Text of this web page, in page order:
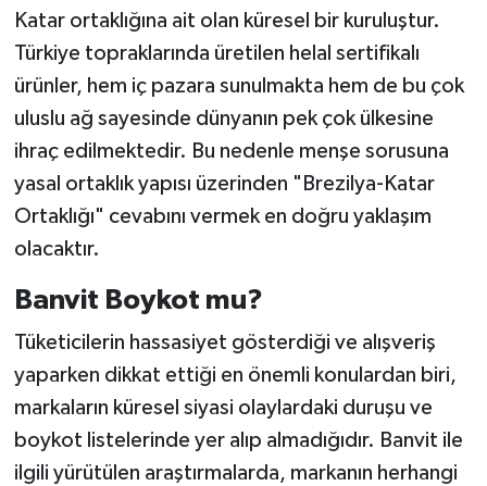
Katar ortaklığına ait olan küresel bir kuruluştur.
Türkiye topraklarında üretilen helal sertifikalı
ürünler, hem iç pazara sunulmakta hem de bu çok
uluslu ağ sayesinde dünyanın pek çok ülkesine
ihraç edilmektedir. Bu nedenle menşe sorusuna
yasal ortaklık yapısı üzerinden "Brezilya-Katar
Ortaklığı" cevabını vermek en doğru yaklaşım
olacaktır.
Banvit Boykot mu?
Tüketicilerin hassasiyet gösterdiği ve alışveriş
yaparken dikkat ettiği en önemli konulardan biri,
markaların küresel siyasi olaylardaki duruşu ve
boykot listelerinde yer alıp almadığıdır. Banvit ile
ilgili yürütülen araştırmalarda, markanın herhangi